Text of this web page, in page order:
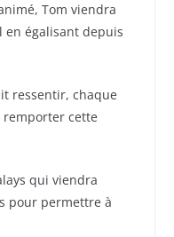
Tom viendra
en égalisant depuis
ressentir, chaque
remporter cette
qui viendra
pour permettre à